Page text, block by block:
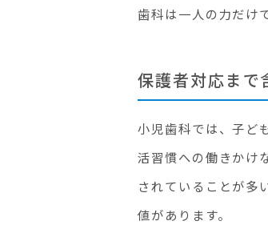
歯科は一人の力だけ
保護者対応まで
小児歯科では、子ど
活習慣への働きかけ
されていることが多
値があります。